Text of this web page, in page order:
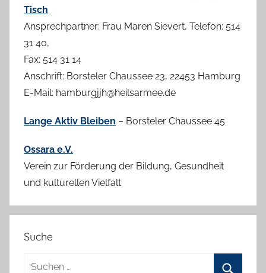
Tisch
Ansprechpartner: Frau Maren Sievert, Telefon: 514
31 40,
Fax: 514 31 14
Anschrift: Borsteler Chaussee 23, 22453 Hamburg
E-Mail: hamburgjjh@heilsarmee.de
Lange Aktiv Bleiben – Borsteler Chaussee 45
Ossara e.V.
Verein zur Förderung der Bildung, Gesundheit
und kulturellen Vielfalt
Suche
Suchen